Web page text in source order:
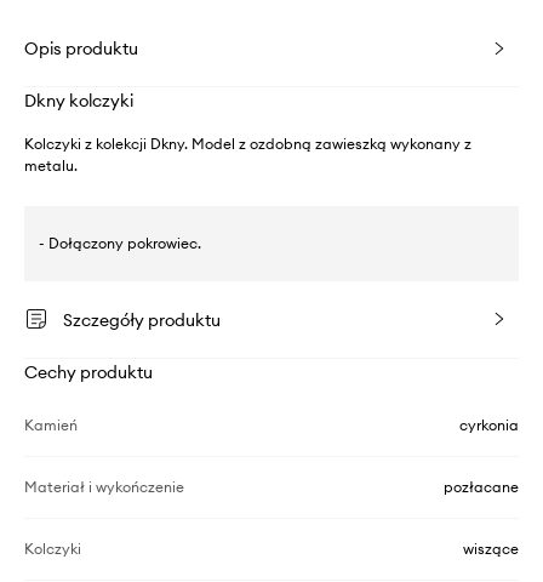
Opis produktu
Dkny kolczyki
Kolczyki z kolekcji Dkny. Model z ozdobną zawieszką wykonany z
metalu.
- Dołączony pokrowiec.
Szczegóły produktu
Cechy produktu
Kamień cyrkonia
Materiał i wykończenie pozłacane
Kolczyki wiszące